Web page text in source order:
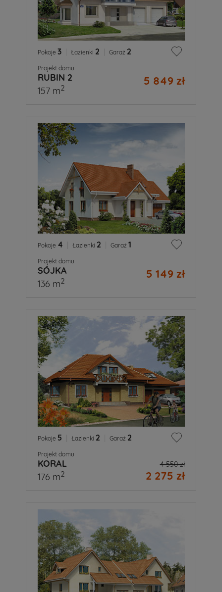
Pokoje 3 Łazienki 2 Garaż 2
Projekt domu
RUBIN 2 5 849 zł
157 m2
Pokoje 4 Łazienki 2 Garaż 1
Projekt domu
SÓJKA 5 149 zł
136 m2
Pokoje 5 Łazienki 2 Garaż 2
Projekt domu
KORAL 4 550 zł
2 275 zł
176 m2